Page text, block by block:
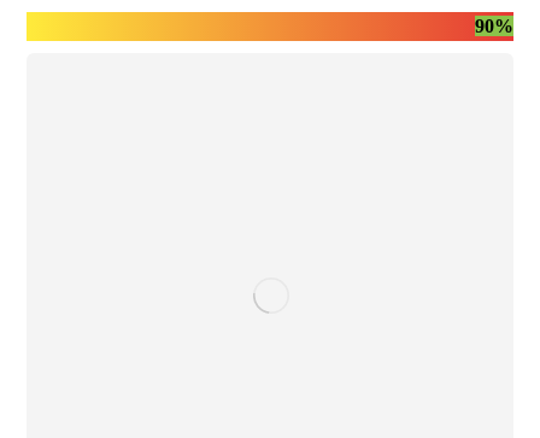
90%